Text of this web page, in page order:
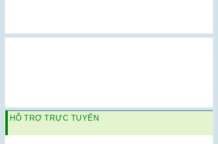
HỖ TRỢ TRỰC TUYẾN